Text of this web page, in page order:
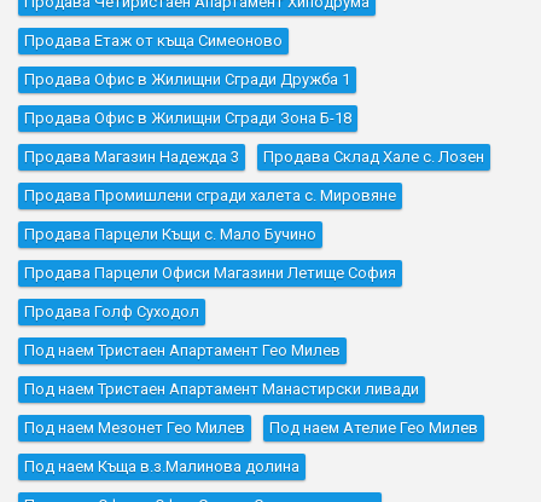
Продава Етаж от къща Симеоново
Продава Офис в Жилищни Сгради Дружба 1
Продава Офис в Жилищни Сгради Зона Б-18
Продава Магазин Надежда 3 Продава Склад Хале с. Лозен
Продава Промишлени сгради халета с. Мировяне
Продава Парцели Къщи с. Мало Бучино
Продава Парцели Офиси Магазини Летище София
Продава Голф Суходол
Под наем Тристаен Апартамент Гео Милев
Под наем Тристаен Апартамент Манастирски ливади
Под наем Мезонет Гео Милев Под наем Ателие Гео Милев
Под наем Къщa в.з.Малинова долина